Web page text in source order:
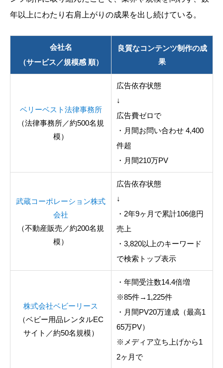
年以上にわたり右肩上がりの成果を出し続けている。
会社名
（サービス／規模感 順）
良質なコンテンツ制作の成
果
ベリーベスト法律事務所
（法律事務所／約500名規
模）
広告依存状態
↓
広告費ゼロで
・月間お問い合わせ 4,400
件超
・月間210万PV
武蔵コーポレーション株式
会社
（不動産販売／約200名規
模）
広告依存状態
↓
・2年9ヶ月で累計106億円
売上
・3,820以上のキーワード
で検索トップ表示
株式会社ベビーリース
（ベビー用品レンタルEC
サイト／約50名規模）
・年間受注数14.4倍増
※85件→1,225件
・月間PV20万達成（最高1
65万PV）
※メディア立ち上げから1
2ヶ月で